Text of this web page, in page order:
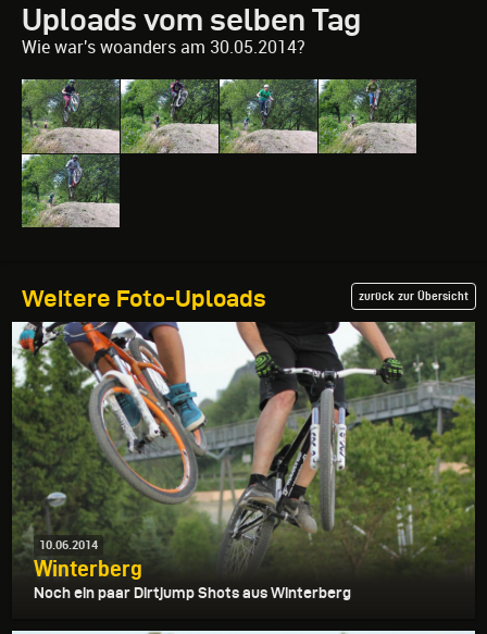
Uploads vom selben Tag
Wie war's woanders am 30.05.2014?
Weitere Foto-Uploads zurück zur Übersicht
10.06.2014
Winterberg
Noch ein paar Dirtjump Shots aus Winterberg